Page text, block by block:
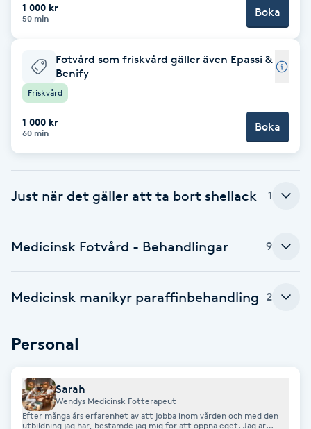
BIAB
Blowout
Bottenfärg
Brynplockning
Coachning
Color correction
1 000 kr
50 min Boka
Fotvård som friskvård gäller även Epassi &
Benify
Friskvård
1 000 kr
60 min Boka
Just när det gäller att ta bort shellack 1
Medicinsk Fotvård - Behandlingar 9
Medicinsk manikyr paraffinbehandling 2
Personal
Sarah
Wendys Medicinsk Fotterapeut
Efter många års erfarenhet av att jobba inom vården och med den
utbildning jag har, bestämde jag mig för att öppna eget. Jag är